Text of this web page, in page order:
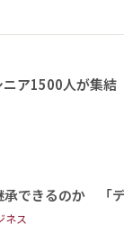
ニア1500人が集
承できるのか 「
ネス